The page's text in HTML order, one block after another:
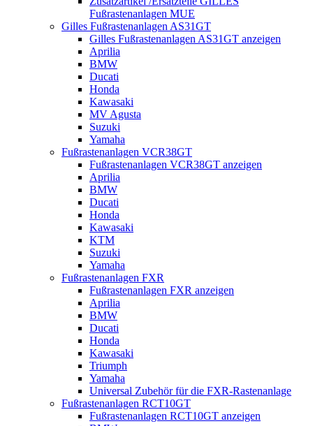
Fußrastenanlagen MUE
Gilles Fußrastenanlagen AS31GT
Gilles Fußrastenanlagen AS31GT anzeigen
Aprilia
BMW
Ducati
Honda
Kawasaki
MV Agusta
Suzuki
Yamaha
Fußrastenanlagen VCR38GT
Fußrastenanlagen VCR38GT anzeigen
Aprilia
BMW
Ducati
Honda
Kawasaki
KTM
Suzuki
Yamaha
Fußrastenanlagen FXR
Fußrastenanlagen FXR anzeigen
Aprilia
BMW
Ducati
Honda
Kawasaki
Triumph
Yamaha
Universal Zubehör für die FXR-Rastenanlage
Fußrastenanlagen RCT10GT
Fußrastenanlagen RCT10GT anzeigen